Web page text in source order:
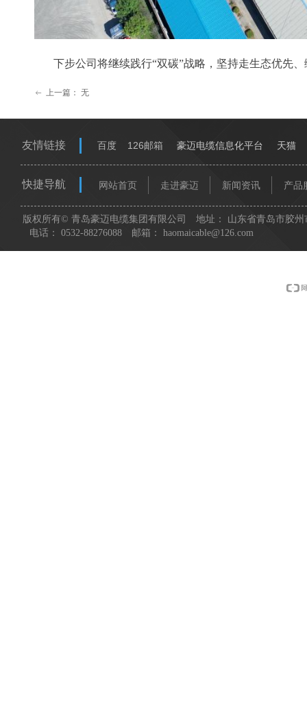
下步公司将继续践行“双碳”战略，坚持走生态优先
ꂃ 上一篇： 无
网站首页 走进豪迈 新闻资讯 产品
快捷导航
版权所有© 青岛豪迈电缆集团有限公司 地址：
山东省青岛市胶州
电话：
0532-88276088 邮箱： haomaicable@126.com
友情链接 百度 126邮箱 豪迈电缆信息化平台 天猫